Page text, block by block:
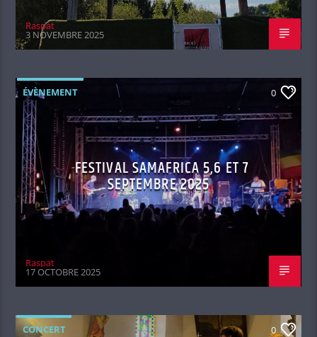
Raspat
3 NOVEMBRE 2025
ÉVÈNEMENT 0
FESTIVAL SAMAFRICA 5,6 ET 7
SEPTEMBRE 2025
Raspat
17 OCTOBRE 2025
CONCERT 0